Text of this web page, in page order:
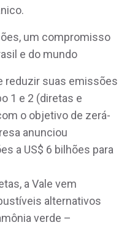
um compromisso
e do mundo
reduzir suas emissões
1 e 2 (diretas e
o objetivo de zerá-
anunciou
a US$ 6 bilhões para
a Vale vem
alternativos
verde –